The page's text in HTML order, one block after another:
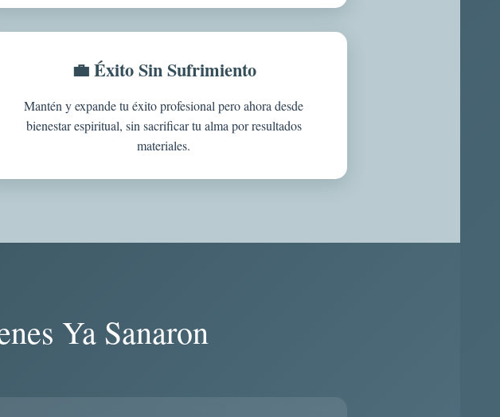
💼 Éxito Sin Sufrimiento
Mantén y expande tu éxito profesional pero ahora desde
bienestar espiritual, sin sacrificar tu alma por resultados
materiales.
Ya Sanaron